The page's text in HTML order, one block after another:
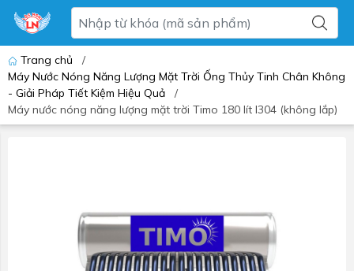
Trang chủ
/
Máy Nước Nóng Năng Lượng Mặt Trời Ống Thủy Tinh Chân Không
- Giải Pháp Tiết Kiệm Hiệu Quả
/
Máy nước nóng năng lượng mặt trời Timo 180 lít I304 (không lắp)